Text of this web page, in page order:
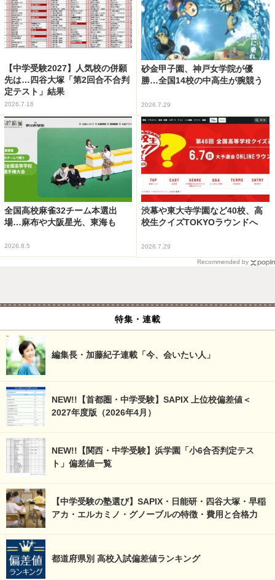
【中学受験2027】人気校の併願
先は…四谷大塚「第2回合不合判
定テスト」結果
2026.7.16
砂金甲子園、神戸女学院が優
勝…全国14校の中高生が腕競う
2026.7.29
全国高校麻雀32チーム本選出
場…麻布や大阪星光、東海も
2026.8.5
渋幕や東大寺学園など40校、高
校生クイズTOKYOラウンドへ
2026.7.29
Recommended by
特集・連載
編集長・加藤紀子連載「今、会いたい人」
NEW!!【首都圏・中学受験】SAPIX 上位校偏差値＜
2027年度版（2026年4月）
NEW!!【関西・中学受験】浜学園「小6合否判定テス
ト」偏差値一覧
【中学受験の塾選び】SAPIX・日能研・四谷大塚・早稲
アカ・エルカミノ・グノーブルの特徴・費用と合格力
都道府県別 高校入試偏差値ランキング